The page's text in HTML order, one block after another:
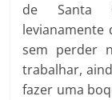
de Santa
levianamente
sem perder
trabalhar,
fazer uma